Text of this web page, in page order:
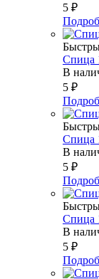
5 ₽
Спица
В
5 ₽
Спица
В
5 ₽
Спица
В
5 ₽